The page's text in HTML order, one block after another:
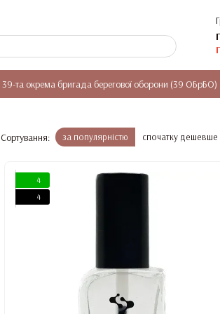
39-та окрема бригада берегової оборони (39 ОБрБО)
Сортування: за популярністю спочатку дешевше
4
4